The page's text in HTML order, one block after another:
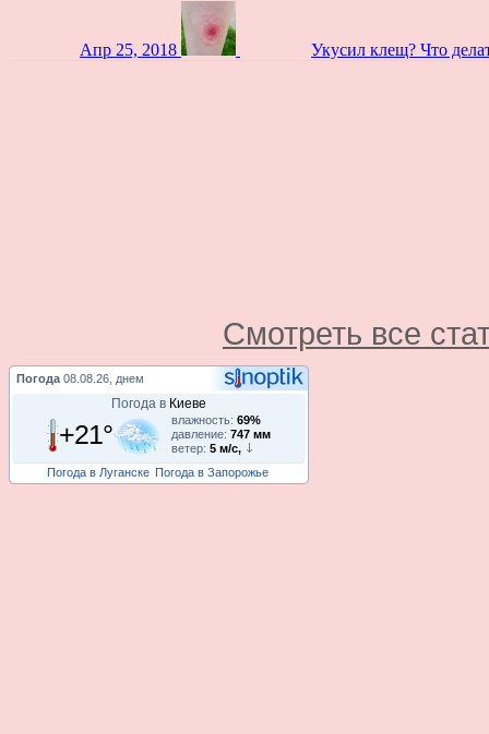
Апр 25, 2018 Укусил клещ? Что
Смотреть все
Погода 08.08.26, днем
Погода в Киеве
+21° влажность: 69%
давление: 747 мм
ветер: 5 м/с,
Погода в Луганске Погода в Запорожье